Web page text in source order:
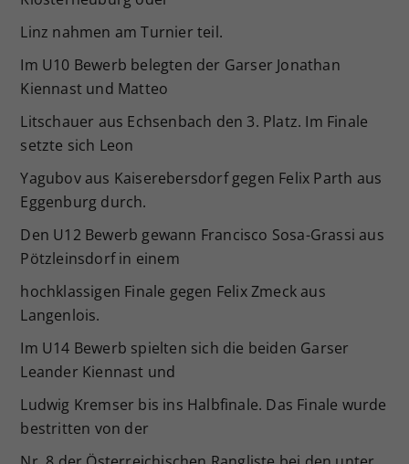
Linz nahmen am Turnier teil.
Im U10 Bewerb belegten der Garser Jonathan
Kiennast und Matteo
Litschauer aus Echsenbach den 3. Platz. Im Finale
setzte sich Leon
Yagubov aus Kaiserebersdorf gegen Felix Parth aus
Eggenburg durch.
Den U12 Bewerb gewann Francisco Sosa-Grassi aus
Pötzleinsdorf in einem
hochklassigen Finale gegen Felix Zmeck aus
Langenlois.
Im U14 Bewerb spielten sich die beiden Garser
Leander Kiennast und
Ludwig Kremser bis ins Halbfinale. Das Finale wurde
bestritten von der